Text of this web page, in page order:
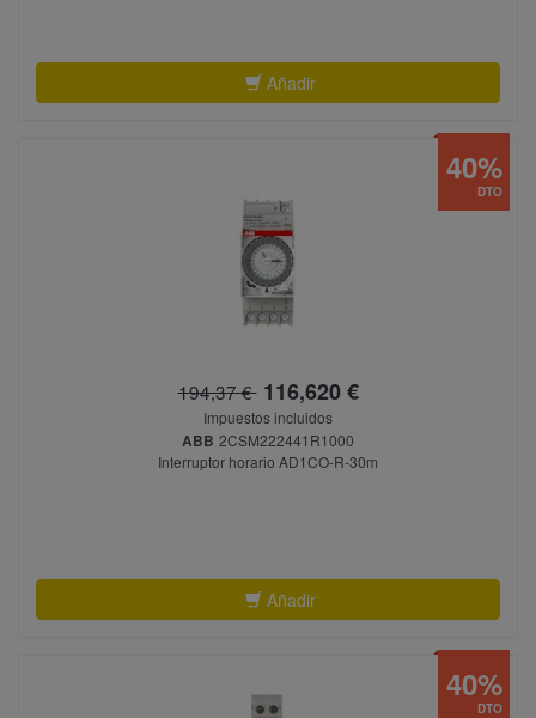
Añadir
194,37 €116,620 €
Impuestos incluidos
ABB 2CSM222441R1000
Interruptor horario AD1CO-R-30m
Añadir
DTO
40%
DTO
40%